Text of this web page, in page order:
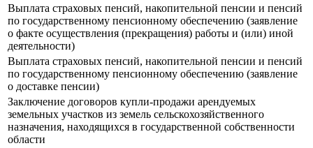
Выплата страховых пенсий, накопительной пенсии и пенсий
по государственному пенсионному обеспечению (заявление
о факте осуществления (прекращения) работы и (или) иной
деятельности)
Выплата страховых пенсий, накопительной пенсии и пенсий
по государственному пенсионному обеспечению (заявление
о доставке пенсии)
Заключение договоров купли-продажи арендуемых
земельных участков из земель сельскохозяйственного
назначения, находящихся в государственной собственности
области